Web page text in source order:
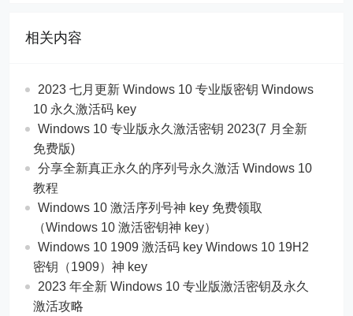
相关内容
2023 七月更新 Windows 10 专业版密钥 Windows
10 永久激活码 key
Windows 10 专业版永久激活密钥 2023(7 月全新
免费版)
分享全新真正永久的序列号永久激活 Windows 10
教程
Windows 10 激活序列号神 key 免费领取
（Windows 10 激活密钥神 key）
Windows 10 1909 激活码 key Windows 10 19H2
密钥（1909）神 key
2023 年全新 Windows 10 专业版激活密钥及永久
激活攻略